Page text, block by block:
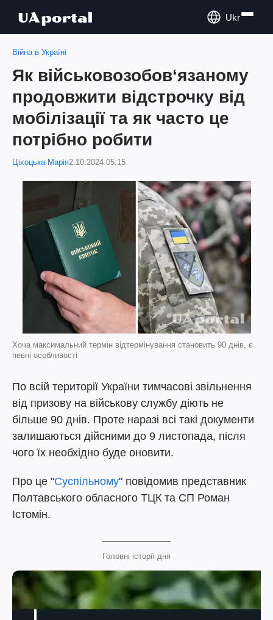
Ukr
Війна в Україні
Як військовозобов‘язаному
продовжити відстрочку від
мобілізації та як часто це
потрібно робити
Ціхоцька Марія2.10.2024 05:15
Хоча максимальний термін відтермінування становить 90 днів, є
певні особливості
По всій території України тимчасові звільнення
від призову на військову службу діють не
більше 90 днів. Проте наразі всі такі документи
залишаються дійсними до 9 листопада, після
чого їх необхідно буде оновити.
Про це "Суспільному" повідомив представник
Полтавського обласного ТЦК та СП Роман
Істомін.
Головні історії дня